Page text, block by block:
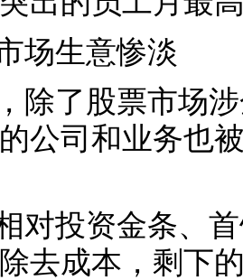
生意惨淡
了股票市场涉
公司和业务也
投资金条、首
去成本，剩下